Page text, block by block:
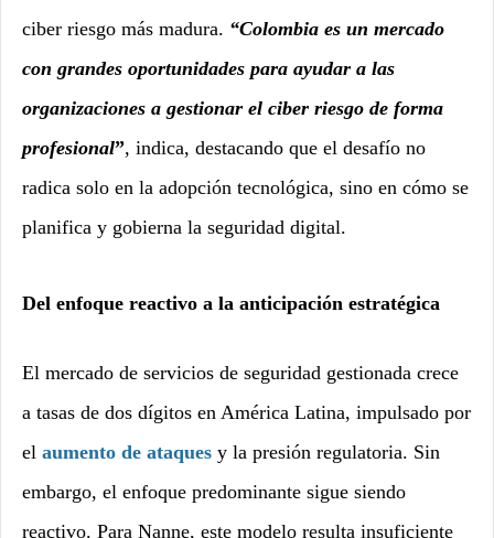
ciber riesgo más madura. “Colombia es un mercado
con grandes oportunidades para ayudar a las
organizaciones a gestionar el ciber riesgo de forma
profesional”, indica, destacando que el desafío no
radica solo en la adopción tecnológica, sino en cómo se
planifica y gobierna la seguridad digital.
Del enfoque reactivo a la anticipación estratégica
El mercado de servicios de seguridad gestionada crece
a tasas de dos dígitos en América Latina, impulsado por
el aumento de ataques y la presión regulatoria. Sin
embargo, el enfoque predominante sigue siendo
reactivo. Para Nanne, este modelo resulta insuficiente